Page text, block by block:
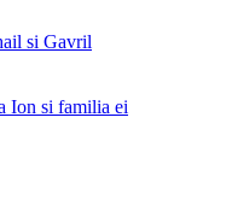
si Gavril
Ion si familia ei